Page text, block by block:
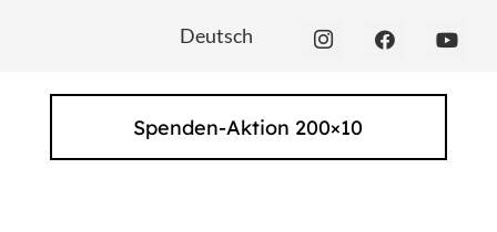
Deutsch
Spenden-Aktion 200×10